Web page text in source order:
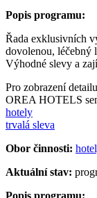
Popis programu:
Řada exklusivních
dovolenou, léčebný
Výhodné slevy a
Pro zobrazení
OREA HOTELS
hotely
trvalá sleva
Obor činnosti:
Aktuální stav:
Popis programu: